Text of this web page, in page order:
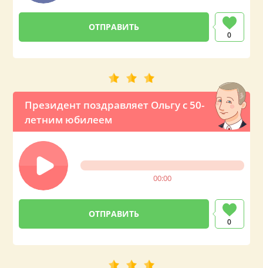
0
Президент поздравляет Ольгу с 50-
летним юбилеем
00:00
0